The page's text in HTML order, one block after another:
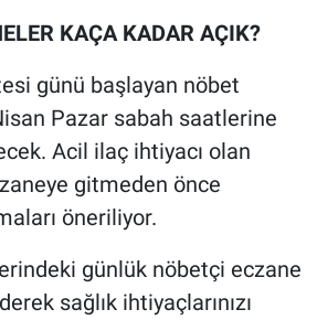
KAÇA KADAR AÇIK?
günü başlayan nöbet
Pazar sabah saatlerine
Acil ilaç ihtiyacı olan
gitmeden önce
öneriliyor.
günlük nöbetçi eczane
sağlık ihtiyaçlarınızı